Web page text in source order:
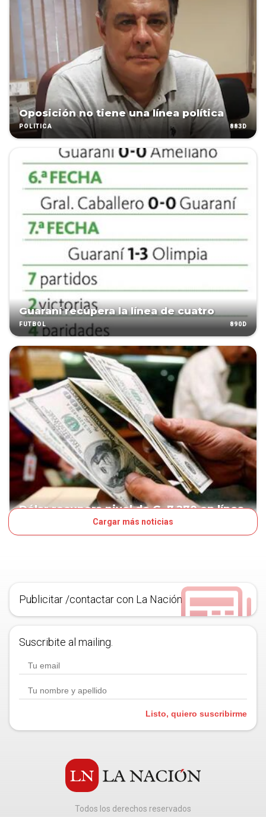
Oposición no tiene una línea política
POLÍTICA 883D
Guaraní recupera la línea de cuatro
FÚTBOL 890D
Dólar recupera nivel de G. 7.270 en línea
Cargar más noticias
Publicitar /contactar con La Nación
Suscribite al mailing.
Listo, quiero suscribirme
Todos los derechos reservados